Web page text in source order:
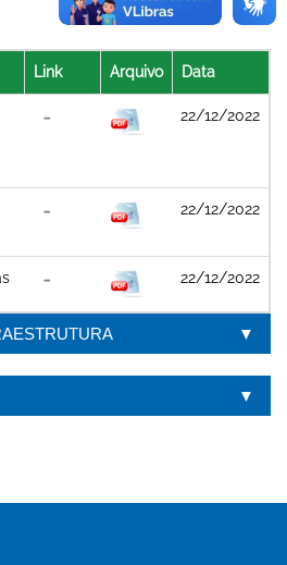
Link Arquivo Data
22/12/2022
22/12/2022
22/12/2022